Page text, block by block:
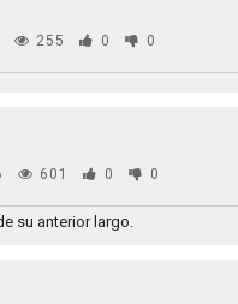
255 0 0
601 0 0
su anterior largo.